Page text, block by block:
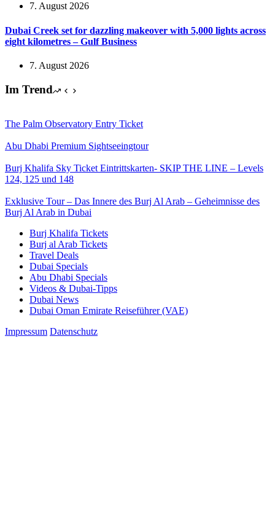
7. August 2026
Dubai Creek set for dazzling makeover with 5,000 lights across
eight kilometres – Gulf Business
7. August 2026
Im Trend
The Palm Observatory Entry Ticket
Abu Dhabi Premium Sightseeingtour
Burj Khalifa Sky Ticket Eintrittskarten- SKIP THE LINE – Levels
124, 125 und 148
Exklusive Tour – Das Innere des Burj Al Arab – Geheimnisse des
Burj Al Arab in Dubai
Burj Khalifa Tickets
Burj al Arab Tickets
Travel Deals
Dubai Specials
Abu Dhabi Specials
Videos & Dubai-Tipps
Dubai News
Dubai Oman Emirate Reiseführer (VAE)
Impressum Datenschutz